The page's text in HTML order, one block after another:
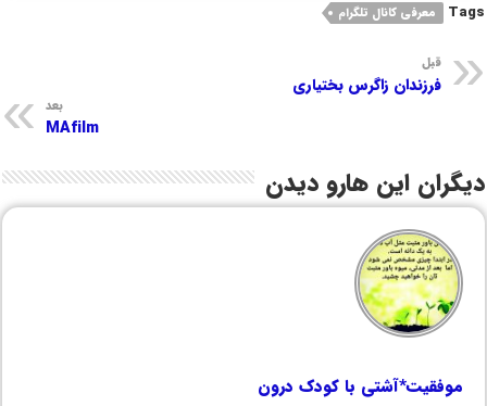
Tags معرفی کانال تلگرام
قبل
فرزندان زاگرس بختیاری
بعد
MAfilm
دیگران این هارو دیدن
موفقیت*آشتی با کودک درون